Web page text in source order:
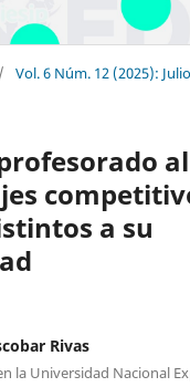
/ Vol. 6 Núm. 12 (2025):
a su
Rivas
la Universidad Nacional